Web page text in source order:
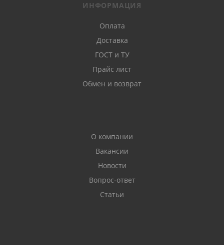
ИНФОРМАЦИЯ
Оплата
Доставка
ГОСТ и ТУ
Прайс лист
Обмен и возврат
О компании
Вакансии
Новости
Вопрос-ответ
Статьи